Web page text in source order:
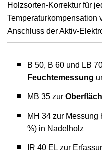
Holzsorten-Korrektur für
Temperaturkompensation
Anschluss der Aktiv-
B 50, B 60 und LB
Feuchtemessung
MB 35 zur
MH 34 zur
%) in Nadelholz
IR 40 EL zur